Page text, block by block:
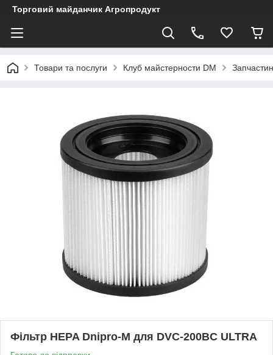
Торговий майданчик Агропродукт
Товари та послуги Клуб майстерности DM
Фільтр HEPA Dnipro-M для DVC-200BC ULTRA